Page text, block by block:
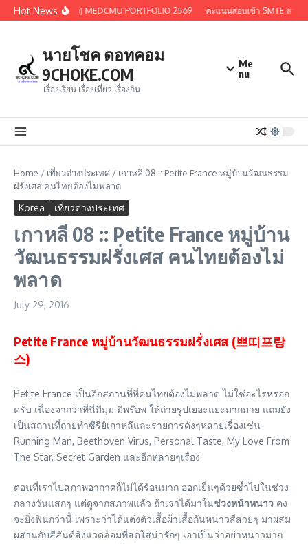
Skip to content
Hot News
แบบ 1.2 แทนที่ว่าง) MEDCMU PORTFOLIO 2569 คะแนนสอบเข้า SMTE สามเ
นายโชค ดอทคอม
9CHOKE.COM
เรื่องเรียน เรื่องเที่ยว เรื่องกิน
Me
nu
Home / เที่ยวต่างประเทศ / เกาหลี 08 :: Petite France หมู่บ้านวัฒนธรรม
ฝรั่งเศส คนไทยต้องไม่พลาด
Korea เที่ยวต่างประเทศ
เกาหลี 08 :: Petite France หมู่บ้าน
วัฒนธรรมฝรั่งเศส คนไทยต้องไม่
พลาด
July 29, 2016
Petite France หมู่บ้านวัฒนธรรมฝรั่งเศส (쁘띠프랑
스)
Petite France เป็นอีกสถานที่ที่คนไทยต้องไม่พลาด ไม่ใช่อะไรหรอก
ครับ เนื่องจากว่าที่นี่มีมุม มีพร๊อพ ให้ถ่ายรูปเยอะแยะมากมาย แถมยัง
เป็นสถานที่ถ่ายทำซีรี่ย์เกาหลีและรายการดังๆหลายเรื่องเช่น
Running Man, Beethoven Virus, Personal Taste, My Love From
The Star, Secret Garden และอีกหลายๆเรื่อง
ตอนที่เราไปสภาพอากาศก็ไม่ได้ร้อนมาก ออกเย็นๆด้วยซ้ำไปในช่วง
กลางวันแสกๆ แต่ดูจากสภาพแล้ว ถ้าเราได้มาในช่วงหน้าหนาว คง
จะยิ่งฟินกว่านี้ เพราะว่าได้แต่งตัวเสื้อผ้าเสื้อกันหนาวสีสวยๆ มาผสม
ผสานกับสีสันต์สิ่งแวดล้อมที่สดใสน่ารักๆ เอาเป็นว่าอย่าหนาวมาก